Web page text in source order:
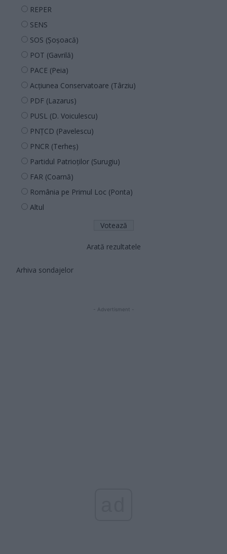
REPER
SENS
SOS (Șoșoacă)
POT (Gavrilă)
PACE (Peia)
Acțiunea Conservatoare (Târziu)
PDF (Lazarus)
PUSL (D. Voiculescu)
PNȚCD (Pavelescu)
PNCR (Terheș)
Partidul Patrioților (Surugiu)
FAR (Coarnă)
România pe Primul Loc (Ponta)
Altul
Arată rezultatele
Arhiva sondajelor
- Advertisment -